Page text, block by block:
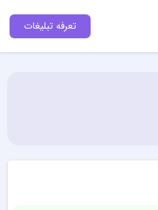
تعرفه تبلیغات